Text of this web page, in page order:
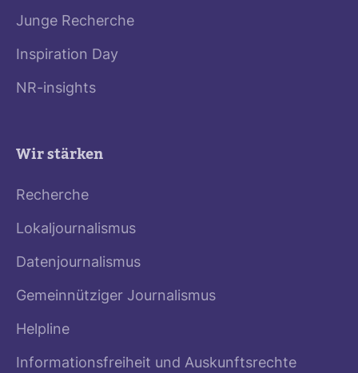
Junge Recherche
Inspiration Day
NR-insights
Wir stärken
Recherche
Lokaljournalismus
Datenjournalismus
Gemeinnütziger Journalismus
Helpline
Informationsfreiheit und Auskunftsrechte